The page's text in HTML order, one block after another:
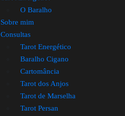
O Baralho
Sobre mim
Consultas
Tarot Energético
Baralho Cigano
Cartomância
Tarot dos Anjos
Tarot de Marselha
Tarot Persan